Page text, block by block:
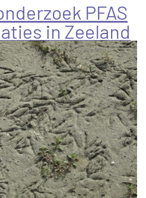
PFAS
in Zeeland